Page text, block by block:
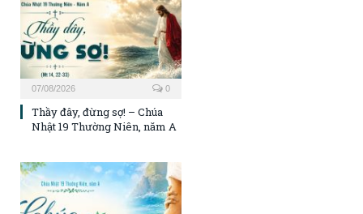
07/08/2026 0
Thầy đây, đừng sợ! – Chúa
Nhật 19 Thường Niên, năm A